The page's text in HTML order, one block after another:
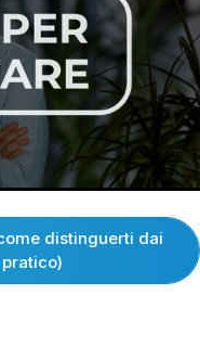
distinguerti dai